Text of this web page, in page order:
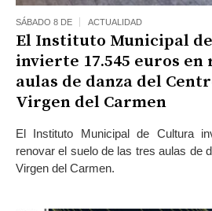
SÁBADO 8 DE ACTUALIDAD
El Instituto Municipal
invierte 17.545 euros en
aulas de danza del
Virgen del Carmen
El Instituto Municipal de Cultura
renovar el suelo de las tres aulas de
Virgen del Carmen.